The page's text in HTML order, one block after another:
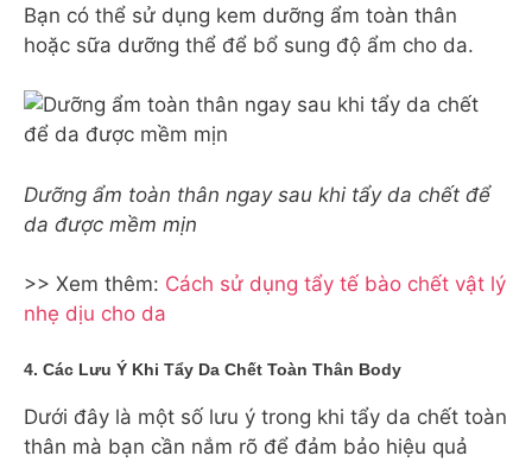
Bạn có thể sử dụng kem dưỡng ẩm toàn thân
hoặc sữa dưỡng thể để bổ sung độ ẩm cho da.
Dưỡng ẩm toàn thân ngay sau khi tẩy da chết để
da được mềm mịn
>> Xem thêm: Cách sử dụng tẩy tế bào chết vật lý
nhẹ dịu cho da
4. Các Lưu Ý Khi Tẩy Da Chết Toàn Thân Body
Dưới đây là một số lưu ý trong khi tẩy da chết toàn
thân mà bạn cần nắm rõ để đảm bảo hiệu quả